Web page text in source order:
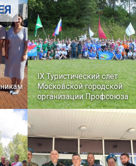
IX Туристический слёт
Московской городской
организации Профсоюза